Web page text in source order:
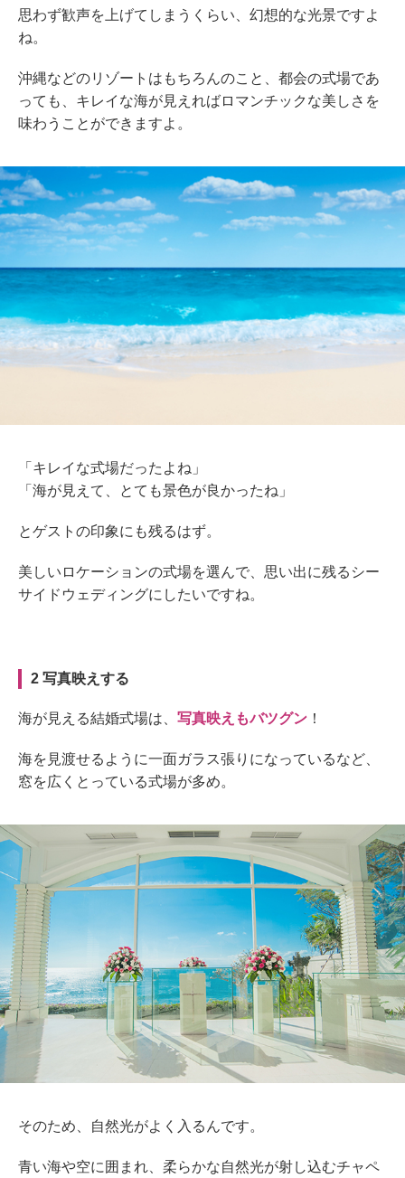
思わず歓声を上げてしまうくらい、幻想的な光景ですよ
ね。
沖縄などのリゾートはもちろんのこと、都会の式場であ
っても、キレイな海が見えればロマンチックな美しさを
味わうことができますよ。
「キレイな式場だったよね」
「海が見えて、とても景色が良かったね」
とゲストの印象にも残るはず。
美しいロケーションの式場を選んで、思い出に残るシー
サイドウェディングにしたいですね。
2 写真映えする
海が見える結婚式場は、 写真映えもバツグン ！
海を見渡せるように一面ガラス張りになっているなど、
窓を広くとっている式場が多め。
そのため、自然光がよく入るんです。
青い海や空に囲まれ、柔らかな自然光が射し込むチャペ